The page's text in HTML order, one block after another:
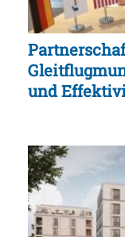
und